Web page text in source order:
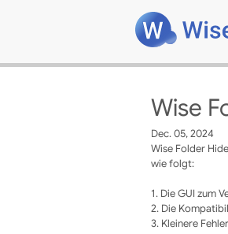
Wise
Dec. 05, 2024
Wise Folder
wie folgt:
1. Die GUI zum
2. Die
3. Kleinere